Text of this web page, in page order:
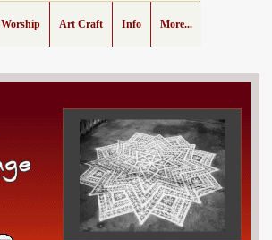
Worship Art Craft Info More...